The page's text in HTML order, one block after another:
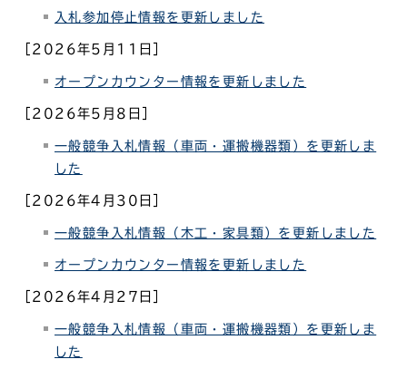
入札参加停止情報を更新しました
［2026年5月11日］
オープンカウンター情報を更新しました
［2026年5月8日］
一般競争入札情報（車両・運搬機器類）を更新しま
した
［2026年4月30日］
一般競争入札情報（木工・家具類）を更新しました
オープンカウンター情報を更新しました
［2026年4月27日］
一般競争入札情報（車両・運搬機器類）を更新しま
した